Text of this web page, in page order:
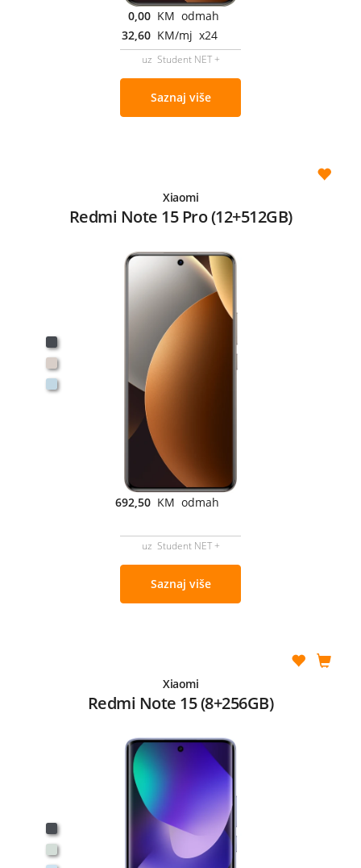
0,00 KM odmah
32,60 KM/mj x24
uz Student NET +
Saznaj više
Xiaomi
Redmi Note 15 Pro (12+512GB)
692,50 KM odmah
uz Student NET +
Saznaj više
Xiaomi
Redmi Note 15 (8+256GB)